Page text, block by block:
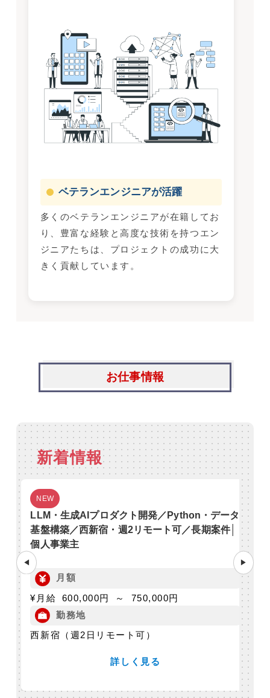
ベテランエンジニアが活躍
多くのベテランエンジニアが在籍してお
り、豊富な経験と高度な技術を持つエン
ジニアたちは、プロジェクトの成功に大
きく貢献しています。
お仕事情報
新着情報
◀
NEW
LLM・生成AIプロダクト開発／Python・データ
基盤構築／西新宿・週2リモート可／長期案件│
個人事業主
月額
¥月給 600,000円 ～ 750,000円
勤務地
西新宿（週2日リモート可）
詳しく見る
▶